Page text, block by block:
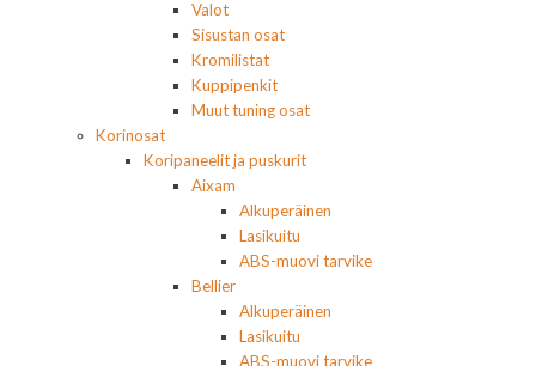
Valot
Sisustan osat
Kromilistat
Kuppipenkit
Muut tuning osat
Korinosat
Koripaneelit ja puskurit
Aixam
Alkuperäinen
Lasikuitu
ABS-muovi tarvike
Bellier
Alkuperäinen
Lasikuitu
ABS-muovi tarvike